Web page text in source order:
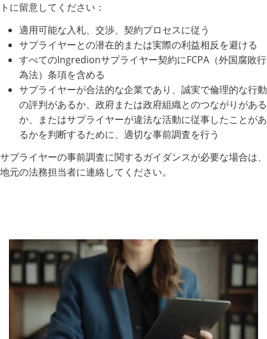
トに留意してください：
適用可能な入札、交渉、契約プロセスに従う
サプライヤーとの潜在的または実際の利益相反を避ける
すべてのIngredionサプライヤー契約にFCPA（外国腐敗行
為法）条項を含める
サプライヤーが合法的な企業であり、誠実で倫理的な行動
の評判があるか、政府または政府組織とのつながりがある
か、またはサプライヤーが違法な活動に従事したことがあ
るかを判断するために、適切な事前調査を行う
サプライヤーの事前調査に関するガイダンスが必要な場合は、
地元の法務担当者に連絡してください。